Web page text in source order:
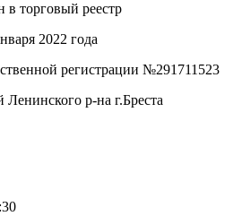
в торговый реестр
2022 года
регистрации №291711523
р-на г.Бреста